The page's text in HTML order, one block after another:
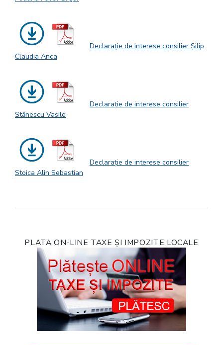
Declarație de interese consilier Șilip
Claudia Anca
Declarație de interese consilier
Stănescu Vasile
Declarație de interese consilier
Stoica Alin Sebastian
PLATA ON-LINE TAXE ȘI IMPOZITE LOCALE